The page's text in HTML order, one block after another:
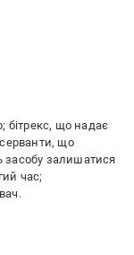
бітрекс, що надає
що
засобу залишатися
час;